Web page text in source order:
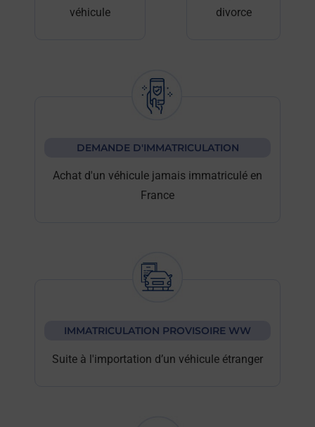
véhicule
divorce
DEMANDE D'IMMATRICULATION
Achat d'un véhicule jamais immatriculé en
France
IMMATRICULATION PROVISOIRE WW
Suite à l'importation d’un véhicule étranger